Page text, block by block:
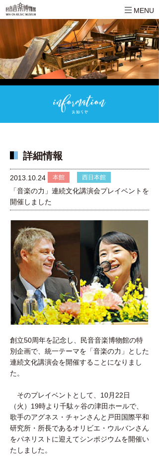
MENU
詳細情報
2013.10.24 本館 西日本館
「音楽の力」連続文化講演会プレイベントを
開催しました
創立50周年を記念し、民音音楽博物館の特
別企画で、統一テーマを「音楽の力」とした
連続文化講演会を開催することになりまし
た。
そのプレイベントとして、10月22日
（火）19時より千駄ヶ谷の津田ホールで、
歌手のアグネス・チャンさんと戸田国際平和
研究所・所長であるオリビエ・ウルバンさん
をパネリストに迎えてシンポジウムを開催い
たしました。